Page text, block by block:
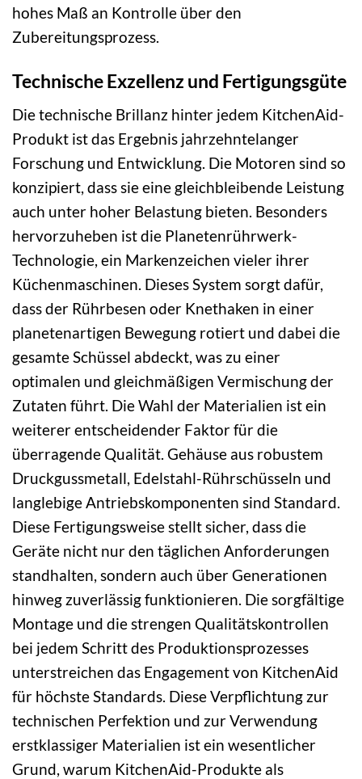
hohes Maß an Kontrolle über den
Zubereitungsprozess.
Technische Exzellenz und Fertigungsgüte
Die technische Brillanz hinter jedem KitchenAid-
Produkt ist das Ergebnis jahrzehntelanger
Forschung und Entwicklung. Die Motoren sind so
konzipiert, dass sie eine gleichbleibende Leistung
auch unter hoher Belastung bieten. Besonders
hervorzuheben ist die Planetenrührwerk-
Technologie, ein Markenzeichen vieler ihrer
Küchenmaschinen. Dieses System sorgt dafür,
dass der Rührbesen oder Knethaken in einer
planetenartigen Bewegung rotiert und dabei die
gesamte Schüssel abdeckt, was zu einer
optimalen und gleichmäßigen Vermischung der
Zutaten führt. Die Wahl der Materialien ist ein
weiterer entscheidender Faktor für die
überragende Qualität. Gehäuse aus robustem
Druckgussmetall, Edelstahl-Rührschüsseln und
langlebige Antriebskomponenten sind Standard.
Diese Fertigungsweise stellt sicher, dass die
Geräte nicht nur den täglichen Anforderungen
standhalten, sondern auch über Generationen
hinweg zuverlässig funktionieren. Die sorgfältige
Montage und die strengen Qualitätskontrollen
bei jedem Schritt des Produktionsprozesses
unterstreichen das Engagement von KitchenAid
für höchste Standards. Diese Verpflichtung zur
technischen Perfektion und zur Verwendung
erstklassiger Materialien ist ein wesentlicher
Grund, warum KitchenAid-Produkte als